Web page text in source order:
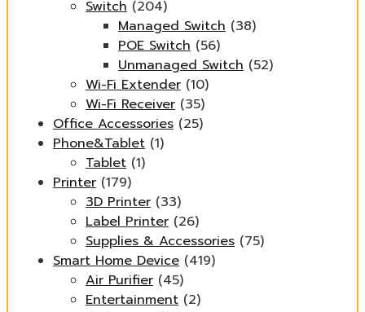
Switch (204)
Managed Switch (38)
POE Switch (56)
Unmanaged Switch (52)
Wi-Fi Extender (10)
Wi-Fi Receiver (35)
Office Accessories (25)
Phone&Tablet (1)
Tablet (1)
Printer (179)
3D Printer (33)
Label Printer (26)
Supplies & Accessories (75)
Smart Home Device (419)
Air Purifier (45)
Entertainment (2)